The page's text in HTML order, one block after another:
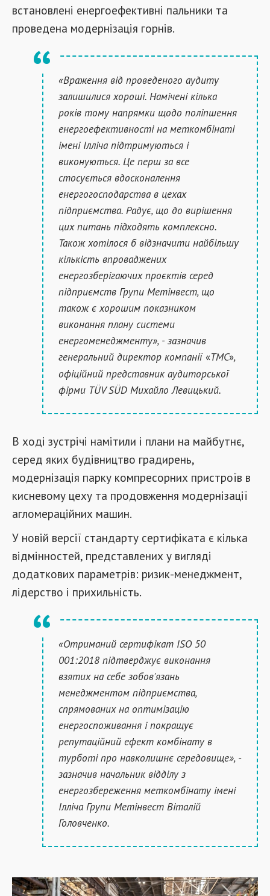
встановлені енергоефективні пальники та
проведена модернізація горнів.
«Враження від проведеного аудиту
залишилися хороші. Намічені кілька
років тому напрямки щодо поліпшення
енергоефективності на меткомбінаті
імені Ілліча підтримуються і
виконуються. Це перш за все
стосується вдосконалення
енергогосподарства в цехах
підприємства. Радує, що до вирішення
цих питань підходять комплексно.
Також хотілося б відзначити найбільшу
кількість впроваджених
енергозберігаючих проєктів серед
підприємств Групи Метінвест, що
також є хорошим показником
виконання плану системи
енергоменеджменту», - зазначив
генеральний директор компанії«ТМС»,
офіційний представник аудиторської
фірми TÜV SÜD Михайло Левицький.
В ході зустрічі намітили і плани на майбутнє,
серед яких будівництво градирень,
модернізація парку компресорних пристроїв в
кисневому цеху та продовження модернізації
агломераційних машин.
У новій версії стандарту сертифіката є кілька
відмінностей, представлених у вигляді
додаткових параметрів: ризик-менеджмент,
лідерство і прихильність.
«Отриманий сертифікат ISO 50
001:2018 підтверджує виконання
взятих на себе зобов'язань
менеджментом підприємства,
спрямованих на оптимізацію
енергоспоживання і покращує
репутаційний ефект комбінату в
турботі про навколишнє середовище», -
зазначив начальник відділу з
енергозбереження меткомбінату імені
Ілліча Групи Метінвест Віталій
Головченко.